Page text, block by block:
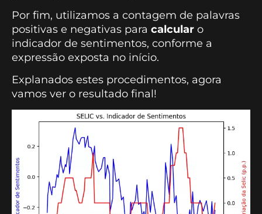
Por fim, utilizamos a contagem de palavras
positivas e negativas para calcular o
indicador de sentimentos, conforme a
expressão exposta no início.
Explanados estes procedimentos, agora
vamos ver o resultado final!